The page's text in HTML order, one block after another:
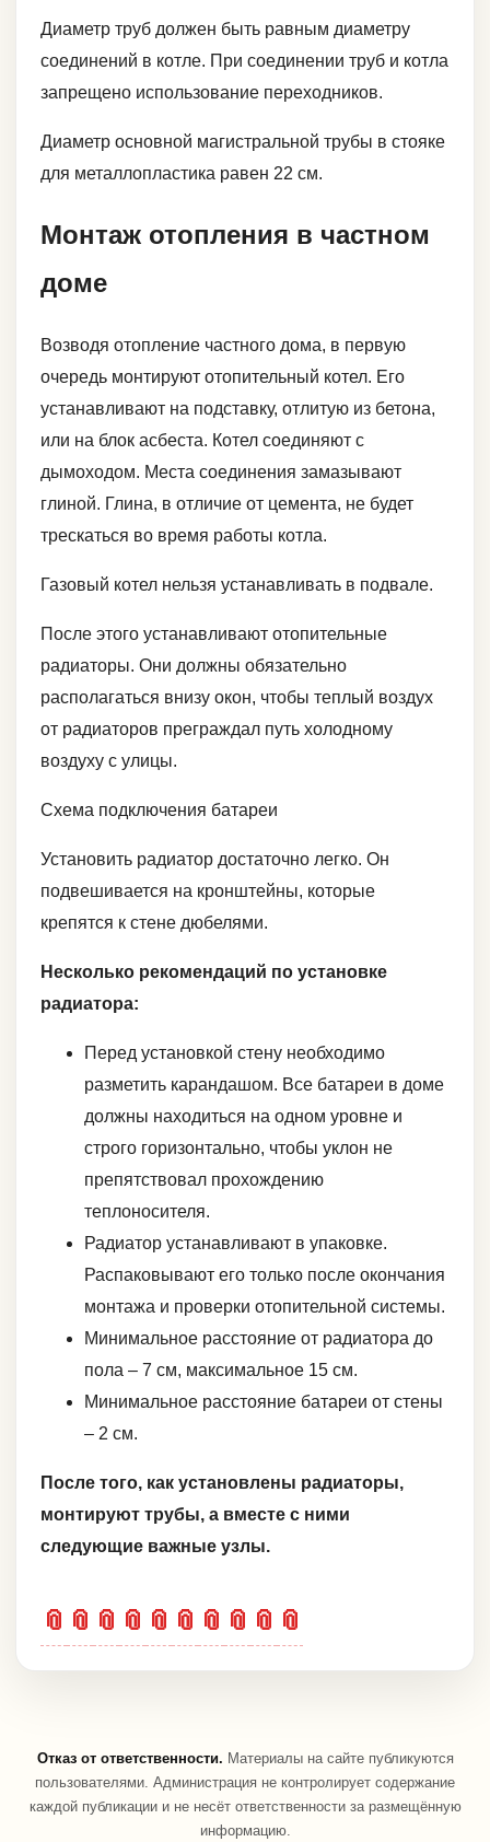
Диаметр труб должен быть равным диаметру
соединений в котле. При соединении труб и котла
запрещено использование переходников.
Диаметр основной магистральной трубы в стояке
для металлопластика равен 22 см.
Монтаж отопления в частном
доме
Возводя отопление частного дома, в первую
очередь монтируют отопительный котел. Его
устанавливают на подставку, отлитую из бетона,
или на блок асбеста. Котел соединяют с
дымоходом. Места соединения замазывают
глиной. Глина, в отличие от цемента, не будет
трескаться во время работы котла.
Газовый котел нельзя устанавливать в подвале.
После этого устанавливают отопительные
радиаторы. Они должны обязательно
располагаться внизу окон, чтобы теплый воздух
от радиаторов преграждал путь холодному
воздуху с улицы.
Схема подключения батареи
Установить радиатор достаточно легко. Он
подвешивается на кронштейны, которые
крепятся к стене дюбелями.
Несколько рекомендаций по установке
радиатора:
Перед установкой стену необходимо
разметить карандашом. Все батареи в доме
должны находиться на одном уровне и
строго горизонтально, чтобы уклон не
препятствовал прохождению
теплоносителя.
Радиатор устанавливают в упаковке.
Распаковывают его только после окончания
монтажа и проверки отопительной системы.
Минимальное расстояние от радиатора до
пола – 7 см, максимальное 15 см.
Минимальное расстояние батареи от стены
– 2 см.
После того, как установлены радиаторы,
монтируют трубы, а вместе с ними
следующие важные узлы.
📎 📎 📎 📎 📎 📎 📎 📎 📎 📎
Отказ от ответственности. Материалы на сайте публикуются
пользователями. Администрация не контролирует содержание
каждой публикации и не несёт ответственности за размещённую
информацию.